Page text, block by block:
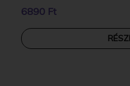
6890 Ft